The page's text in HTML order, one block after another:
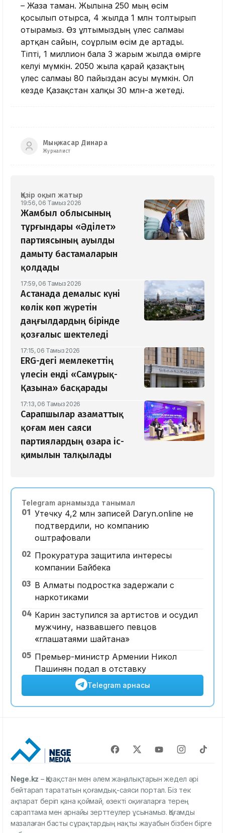
– Жазға таман. Жылына 250 мың өсім
қосылып отырса, 4 жылда 1 млн толтырып
отырамыз. Өз ұлтымыздың үлес салмағы
артқан сайын, соғұрлым өсім де артады.
Тіпті, 1 миллион бала 3 жарым жылда өмірге
келуі мүмкін. 2050 жылға қарай қазақтың
үлес салмағы 80 пайыздан асуы мүмкін. Ол
кезде Қазақстан халқы 30 млн-ға жетеді.
Мыңжасар Динара
Журналист
Қазір оқып жатыр
19:56, 06 Тамыз 2026
Жамбыл облысының
тұрғындары «Әділет»
партиясының ауылды
дамыту бастамаларын
қолдады
17:59, 06 Тамыз 2026
Астанада демалыс күні
көлік көп жүретін
даңғылдардың бірінде
қозғалыс шектеледі
17:15, 06 Тамыз 2026
ERG-дегі мемлекеттің
үлесін енді «Самұрық-
Қазына» басқарады
17:13, 06 Тамыз 2026
Сарапшылар азаматтық
қоғам мен саяси
партиялардың өзара іс-
қимылын талқылады
Telegram арнамызда танымал
01 Утечку 4,2 млн записей Daryn.online не
подтвердили, но компанию
оштрафовали
02 Прокуратура защитила интересы
компании Байбека
03 В Алматы подростка задержали с
наркотиками
04 Карин заступился за артистов и осудил
мужчину, назвавшего певцов
«глашатаями шайтана»
05 Премьер-министр Армении Никол
Пашинян подал в отставку
Telegram арнасы
Nege.kz – Қазақстан мен әлем жаңалықтарын жедел әрі
бейтарап тарататын қоғамдық-саяси портал. Біз тек
ақпарат беріп қана қоймай, өзекті оқиғаларға терең
сараптама мен арнайы зерттеулер ұсынамыз. Қоғамды
мазалаған басты сұрақтардың нақты жауабын бізбен бірге